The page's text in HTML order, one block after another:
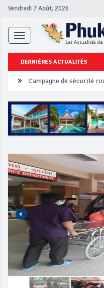
Vendredi 7 Août, 2026
Toggle
navigation
DERNIÈRES ACTUALITÉS
Un touriste français
Phuket Peranakan
‘Phuket Eye’ assurera
Campagne de sécurité